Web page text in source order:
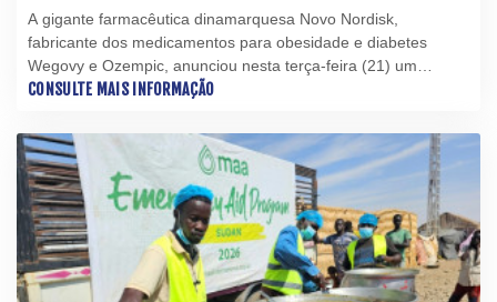
A gigante farmacêutica dinamarquesa Novo Nordisk,
fabricante dos medicamentos para obesidade e diabetes
Wegovy e Ozempic, anunciou nesta terça-feira (21) um
processo nos Estados Unidos contra seu principal
Mounjaro, por "propaganda enganosa".
CONSULTE MAIS INFORMAÇÃO